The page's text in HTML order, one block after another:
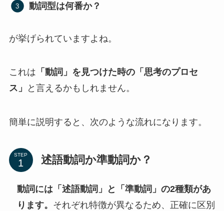
動詞型は何番か？
が挙げられていますよね。
これは 「動詞」を見つけた時の「思考のプロセ
ス」
と言えるかもしれません。
簡単に説明すると、次のような流れになります。
STEP 述語動詞か準動詞か？
動詞には「述語動詞」と「準動詞」の2種類があ
ります。 それぞれ特徴が異なるため、正確に区別